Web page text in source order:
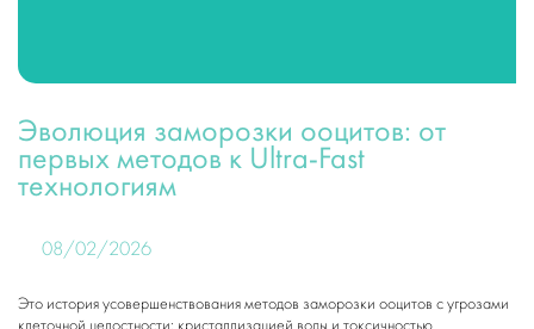
Эволюция заморозки ооцитов: от
первых методов к Ultra-Fast
технологиям
08/02/2026
Это история усовершенствования методов заморозки ооцитов с угрозами
клеточной целостности: кристаллизацией воды и токсичностью